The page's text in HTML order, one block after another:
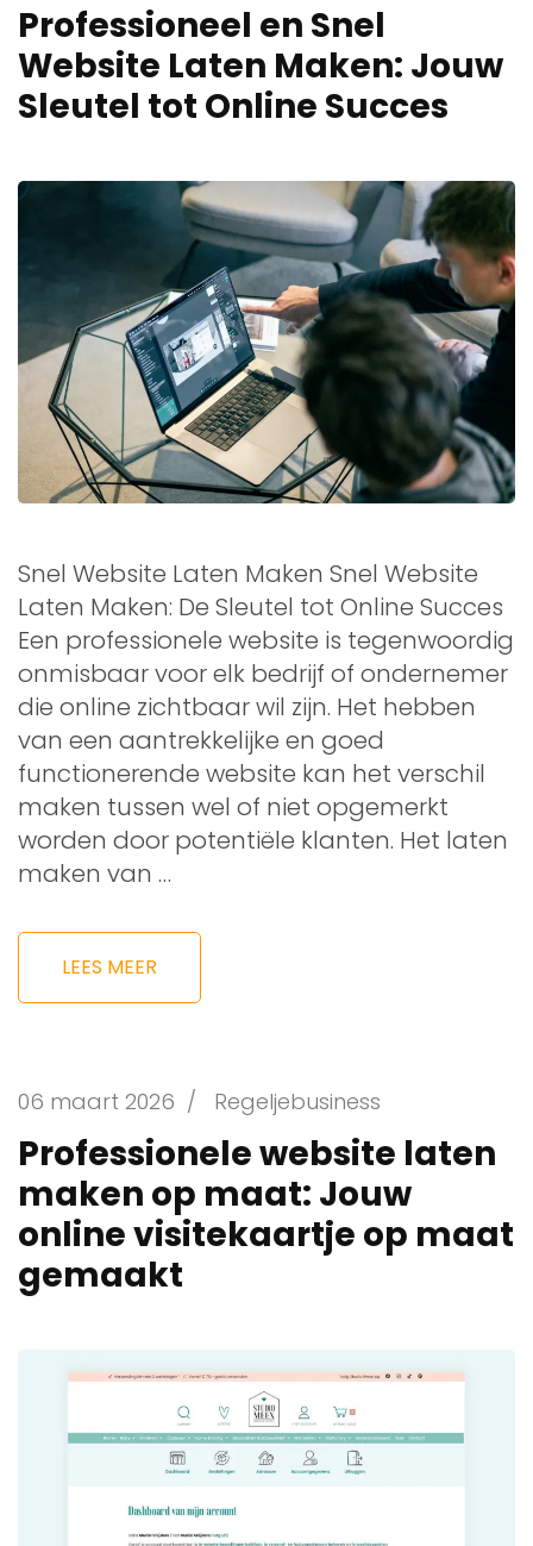
Professioneel en Snel
Website Laten Maken: Jouw
Sleutel tot Online Succes
Snel Website Laten Maken Snel Website
Laten Maken: De Sleutel tot Online Succes
Een professionele website is tegenwoordig
onmisbaar voor elk bedrijf of ondernemer
die online zichtbaar wil zijn. Het hebben
van een aantrekkelijke en goed
functionerende website kan het verschil
maken tussen wel of niet opgemerkt
worden door potentiële klanten. Het laten
maken van …
LEES MEER
06 maart 2026 / Regeljebusiness
Professionele website laten
maken op maat: Jouw
online visitekaartje op maat
gemaakt